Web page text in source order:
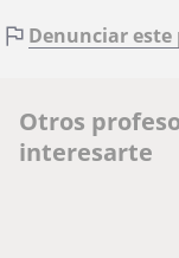
Denunciar este
Otros
interesarte